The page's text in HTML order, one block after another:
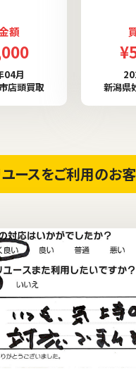
額
04月
店頭買取
新潟県
ユースをご利用のお